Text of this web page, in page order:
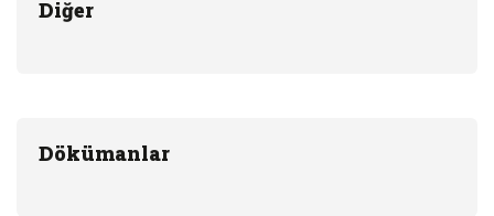
Diğer
Dökümanlar